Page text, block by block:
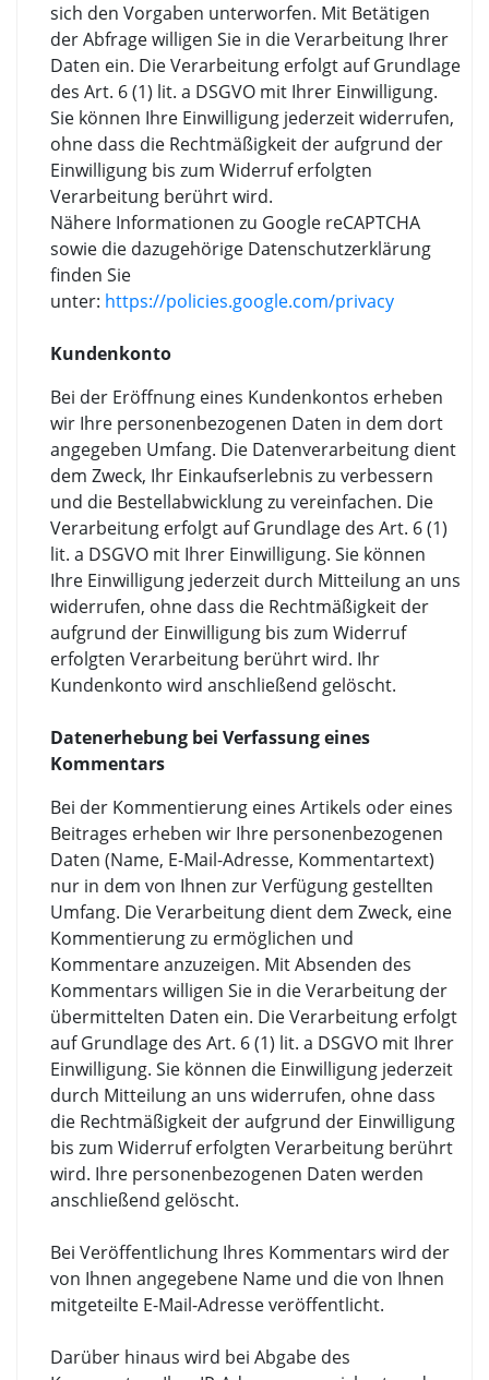
sich den Vorgaben unterworfen. Mit Betätigen
der Abfrage willigen Sie in die Verarbeitung Ihrer
Daten ein. Die Verarbeitung erfolgt auf Grundlage
des Art. 6 (1) lit. a DSGVO mit Ihrer Einwilligung.
Sie können Ihre Einwilligung jederzeit widerrufen,
ohne dass die Rechtmäßigkeit der aufgrund der
Einwilligung bis zum Widerruf erfolgten
Verarbeitung berührt wird.
Nähere Informationen zu Google reCAPTCHA
sowie die dazugehörige Datenschutzerklärung
finden Sie
unter: https://policies.google.com/privacy
Kundenkonto
Bei der Eröffnung eines Kundenkontos erheben
wir Ihre personenbezogenen Daten in dem dort
angegeben Umfang. Die Datenverarbeitung dient
dem Zweck, Ihr Einkaufserlebnis zu verbessern
und die Bestellabwicklung zu vereinfachen. Die
Verarbeitung erfolgt auf Grundlage des Art. 6 (1)
lit. a DSGVO mit Ihrer Einwilligung. Sie können
Ihre Einwilligung jederzeit durch Mitteilung an uns
widerrufen, ohne dass die Rechtmäßigkeit der
aufgrund der Einwilligung bis zum Widerruf
erfolgten Verarbeitung berührt wird. Ihr
Kundenkonto wird anschließend gelöscht.
Datenerhebung bei Verfassung eines
Kommentars
Bei der Kommentierung eines Artikels oder eines
Beitrages erheben wir Ihre personenbezogenen
Daten (Name, E-Mail-Adresse, Kommentartext)
nur in dem von Ihnen zur Verfügung gestellten
Umfang. Die Verarbeitung dient dem Zweck, eine
Kommentierung zu ermöglichen und
Kommentare anzuzeigen. Mit Absenden des
Kommentars willigen Sie in die Verarbeitung der
übermittelten Daten ein. Die Verarbeitung erfolgt
auf Grundlage des Art. 6 (1) lit. a DSGVO mit Ihrer
Einwilligung. Sie können die Einwilligung jederzeit
durch Mitteilung an uns widerrufen, ohne dass
die Rechtmäßigkeit der aufgrund der Einwilligung
bis zum Widerruf erfolgten Verarbeitung berührt
wird. Ihre personenbezogenen Daten werden
anschließend gelöscht.
Bei Veröffentlichung Ihres Kommentars wird der
von Ihnen angegebene Name und die von Ihnen
mitgeteilte E-Mail-Adresse veröffentlicht.
Darüber hinaus wird bei Abgabe des